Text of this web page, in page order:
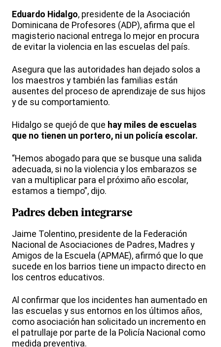
Eduardo Hidalgo, presidente de la Asociación
Dominicana de Profesores (ADP), afirma que el
magisterio nacional entrega lo mejor en procura
de evitar la violencia en las escuelas del país.
Asegura que las autoridades han dejado solos a
los maestros y también las familias están
ausentes del proceso de aprendizaje de sus hijos
y de su comportamiento.
Hidalgo se quejó de que hay miles de escuelas
que no tienen un portero, ni un policía escolar.
“Hemos abogado para que se busque una salida
adecuada, si no la violencia y los embarazos se
van a multiplicar para el próximo año escolar,
estamos a tiempo”, dijo.
Padres deben integrarse
Jaime Tolentino, presidente de la Federación
Nacional de Asociaciones de Padres, Madres y
Amigos de la Escuela (APMAE), afirmó que lo que
sucede en los barrios tiene un impacto directo en
los centros educativos.
Al confirmar que los incidentes han aumentado en
las escuelas y sus entornos en los últimos años,
como asociación han solicitado un incremento en
el patrullaje por parte de la Policía Nacional como
medida preventiva.